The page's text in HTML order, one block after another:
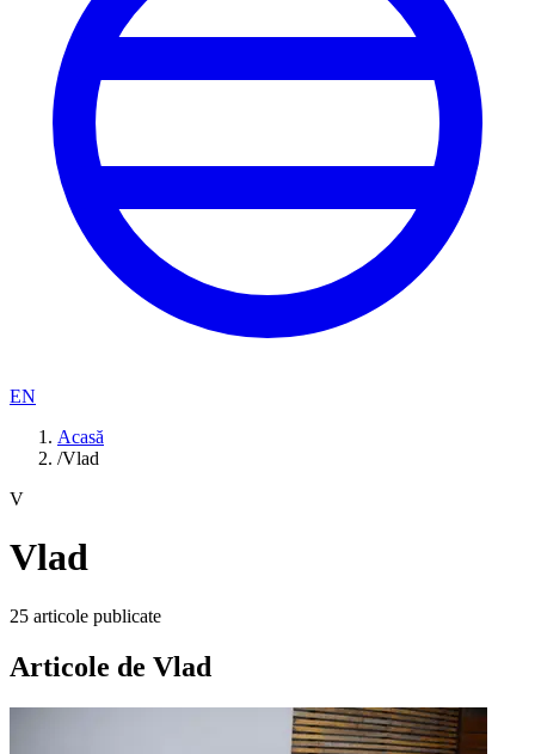
EN
Acasă
/Vlad
V
Vlad
25 articole publicate
Articole de Vlad